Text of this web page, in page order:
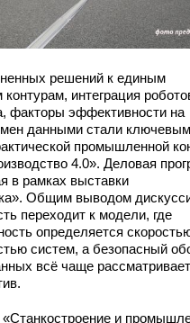
решений к единым
интеграция
факторы эффективности на
данными стали
промышленной
4.0». Деловая
в рамках выставки
Общим выводом
переходит к модели, где
определяется
систем, а безопасный
всё чаще
и